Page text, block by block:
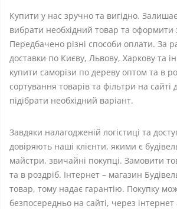
Купити у нас зручно та вигідно.
вибрати необхідний товар та оформити
Передбачено різні способи оплати. За
доставки по Києву, Львову, Харкову та
купити саморізи по дереву оптом та в
сортування товарів та фільтри на сайті
підібрати необхідний варіант.
Завдяки налагодженій логістиці та
довіряють наші клієнти, якими є
майстри, звичайні покупці. Замовити
та в роздріб. Інтернет – магазин
товар, тому надає гарантію. Покупку
безпосередньо на сайті, через інтернет